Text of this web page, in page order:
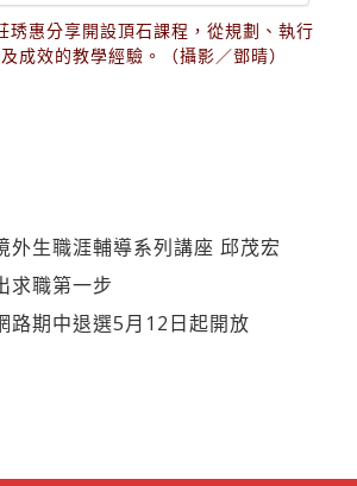
琇惠分享開設頂石課程，從規劃、執行
成效的教學經驗。（攝影／鄧晴）
外生職涯輔導系列講座 邱茂宏
求職第一步
路期中退選5月12日起開放